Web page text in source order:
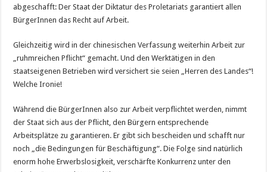
abgeschafft: Der Staat der Diktatur des Proletariats garantiert allen
BürgerInnen das Recht auf Arbeit.
Gleichzeitig wird in der chinesischen Verfassung weiterhin Arbeit zur
„ruhmreichen Pflicht“ gemacht. Und den Werktätigen in den
staatseigenen Betrieben wird versichert sie seien „Herren des Landes“!
Welche Ironie!
Während die BürgerInnen also zur Arbeit verpflichtet werden, nimmt
der Staat sich aus der Pflicht, den Bürgern entsprechende
Arbeitsplätze zu garantieren. Er gibt sich bescheiden und schafft nur
noch „die Bedingungen für Beschäftigung“. Die Folge sind natürlich
enorm hohe Erwerbslosigkeit, verschärfte Konkurrenz unter den